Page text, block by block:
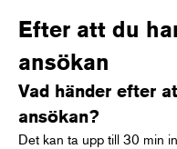
Efter att du
ansökan
Vad händer efter
ansökan?
Det kan ta upp till 30 min